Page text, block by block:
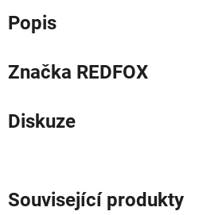
Popis
Značka REDFOX
Diskuze
Související produkty